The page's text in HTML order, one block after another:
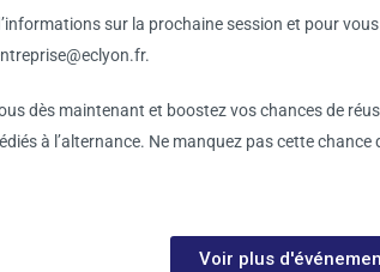
sur la prochaine session et pour
.
dès maintenant et boostez vos chances de
à l’alternance. Ne manquez pas cette
Voir plus